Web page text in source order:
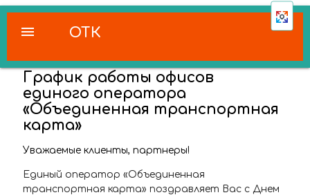
ОТК
menu
График работы офисов
единого оператора
«Объединенная транспортная
карта»
Уважаемые клиенты, партнеры!
Единый оператор «Объединенная
транспортная карта» поздравляет Вас с Днем